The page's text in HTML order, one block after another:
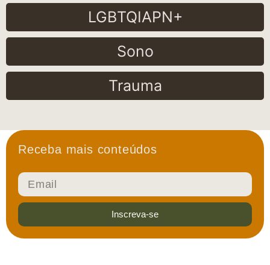
LGBTQIAPN+
Sono
Trauma
Receba mais conteúdos
Inscreva-se